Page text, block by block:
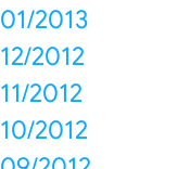
01/2013
12/2012
11/2012
10/2012